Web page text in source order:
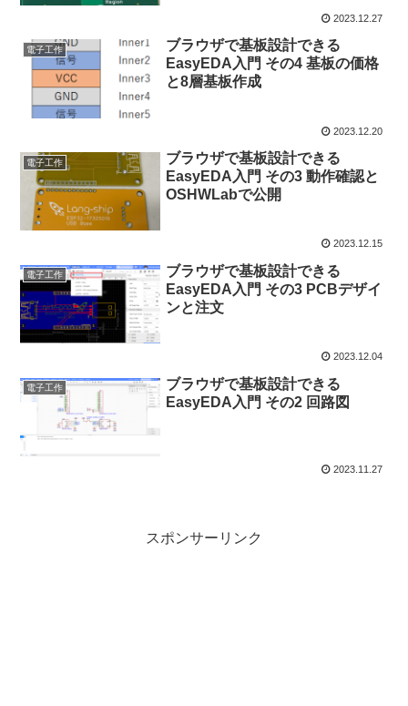
2023.12.27
電子工作
ブラウザで基板設計できる
EasyEDA入門 その4 基板の価格
と8層基板作成
2023.12.20
電子工作
ブラウザで基板設計できる
EasyEDA入門 その3 動作確認と
OSHWLabで公開
2023.12.15
電子工作
ブラウザで基板設計できる
EasyEDA入門 その3 PCBデザイ
ンと注文
2023.12.04
電子工作
ブラウザで基板設計できる
EasyEDA入門 その2 回路図
2023.11.27
スポンサーリンク